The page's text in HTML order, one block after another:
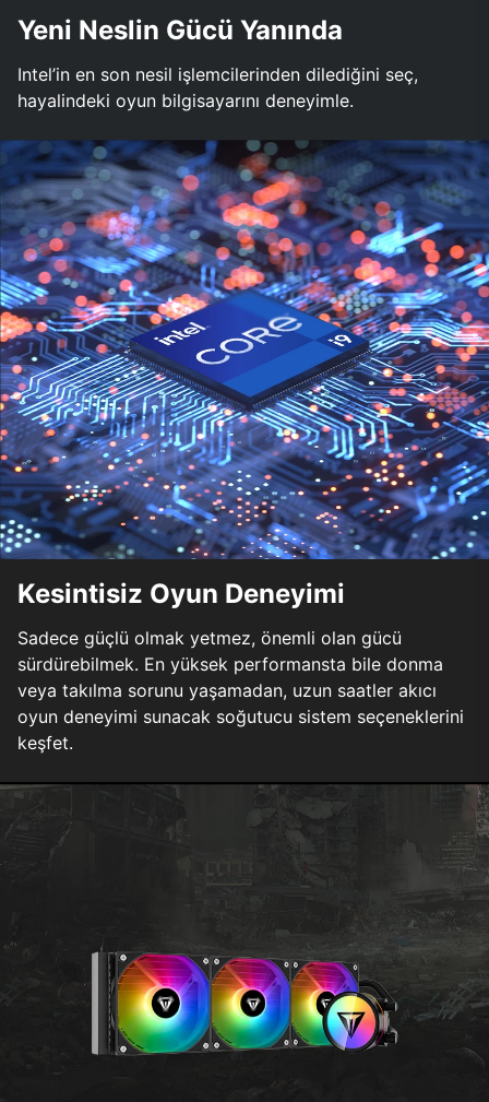
Yeni Neslin Gücü Yanında
Intel’in en son nesil işlemcilerinden dilediğini seç,
hayalindeki oyun bilgisayarını deneyimle.
Kesintisiz Oyun Deneyimi
Sadece güçlü olmak yetmez, önemli olan gücü
sürdürebilmek. En yüksek performansta bile donma
veya takılma sorunu yaşamadan, uzun saatler akıcı
oyun deneyimi sunacak soğutucu sistem seçeneklerini
keşfet.